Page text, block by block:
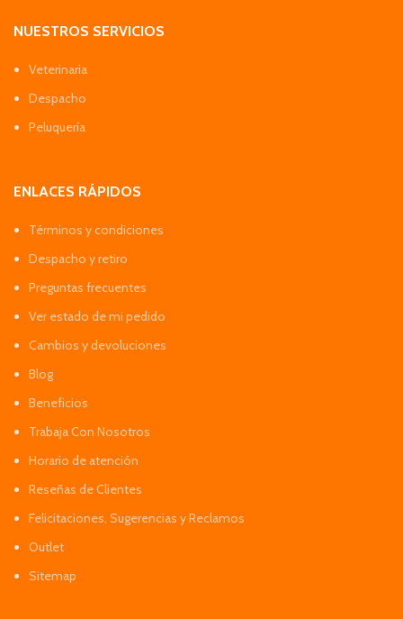
NUESTROS SERVICIOS
Veterinaria
Despacho
Peluquería
ENLACES RÁPIDOS
Términos y condiciones
Despacho y retiro
Preguntas frecuentes
Ver estado de mi pedido
Cambios y devoluciones
Blog
Beneficios
Trabaja Con Nosotros
Horario de atención
Reseñas de Clientes
Felicitaciones, Sugerencias y Reclamos
Outlet
Sitemap